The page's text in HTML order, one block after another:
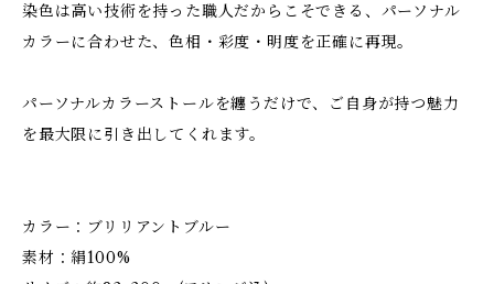
染色は高い技術を持った職人だからこそできる、パーソナル
カラーに合わせた、色相・彩度・明度を正確に再現。
パーソナルカラーストールを纏うだけで、ご自身が持つ魅力
を最大限に引き出してくれます。
カラー：ブリリアントブルー
素材：絹100%